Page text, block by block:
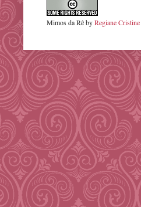
Mimos da RêbyRegiane Cristine